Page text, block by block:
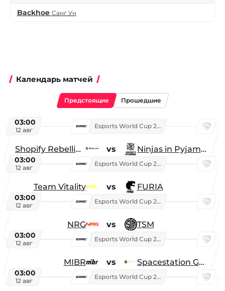
Backhoe Санг Ун
Календарь матчей
Предстоящие Прошедшие
03:00
12 авг
Esports World Cup 2026
Shopify Rebellion vs Ninjas in Pyjamas
03:00
12 авг
Esports World Cup 2026
Team Vitality vs FURIA
03:00
12 авг
Esports World Cup 2026
NRG vs TSM
03:00
12 авг
Esports World Cup 2026
MIBR vs Spacestation Gaming
03:00
12 авг
Esports World Cup 2026